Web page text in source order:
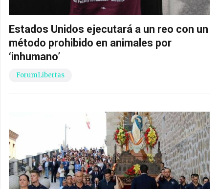
Estados Unidos ejecutará a un reo con un
método prohibido en animales por
‘inhumano’
ForumLibertas